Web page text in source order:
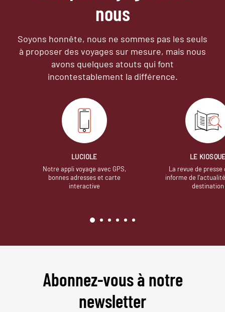
nous
Soyons honnête, nous ne sommes pas les seuls
à proposer des voyages sur mesure, mais nous
avons quelques atouts qui font
incontestablement la différence.
LUCIOLE
Notre appli voyage avec GPS,
bonnes adresses et carte
interactive
LE
La revue de presse
informe de
destination
Abonnez-vous à notre
newsletter